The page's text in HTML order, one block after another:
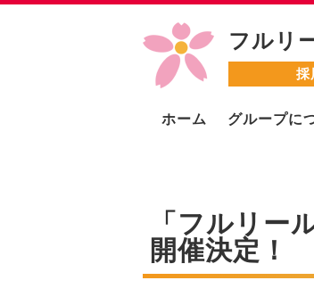
フルリ
採
ホーム グループに
「フルリ
開催決定！